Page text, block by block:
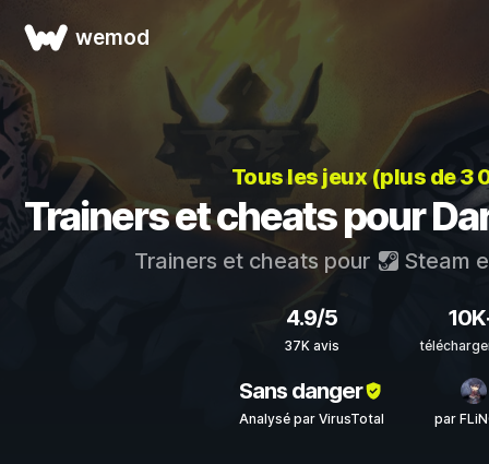
wemod
Tous les jeux (plus de 3
Trainers et cheats pour
Trainers et cheats pour Steam
4.9/5
37K avis
Sans danger
Analysé par VirusTotal par